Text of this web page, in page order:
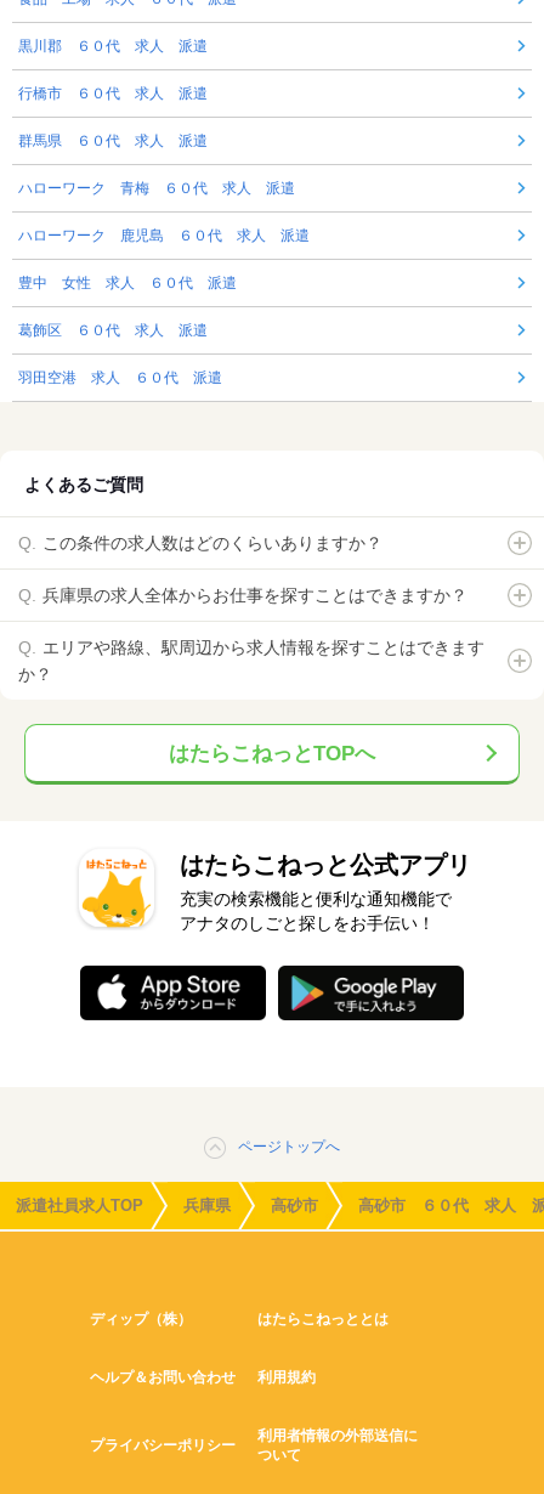
黒川郡 ６０代 求人 派遣
行橋市 ６０代 求人 派遣
群馬県 ６０代 求人 派遣
ハローワーク 青梅 ６０代 求人 派遣
ハローワーク 鹿児島 ６０代 求人 派遣
豊中 女性 求人 ６０代 派遣
葛飾区 ６０代 求人 派遣
羽田空港 求人 ６０代 派遣
よくあるご質問
この条件の求人数はどのくらいありますか？
兵庫県の求人全体からお仕事を探すことはできますか？
エリアや路線、駅周辺から求人情報を探すことはできます
か？
はたらこねっとTOPへ
はたらこねっと公式アプリ
充実の検索機能と便利な通知機能で
アナタのしごと探しをお手伝い！
ページトップへ
派遣社員求人TOP 兵庫県 高砂市 高砂市 ６０代 求人 派
ディップ（株） はたらこねっととは
ヘルプ＆お問い合わせ 利用規約
プライバシーポリシー
利用者情報の外部送信に
ついて